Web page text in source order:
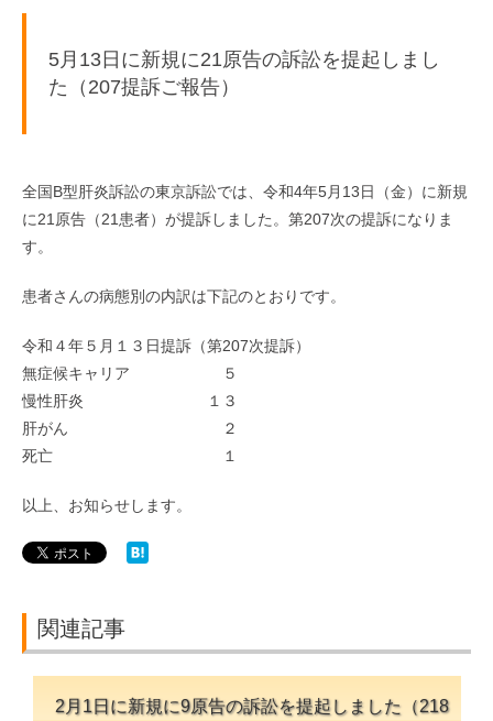
5月13日に新規に21原告の訴訟を提起しまし
た（207提訴ご報告）
全国B型肝炎訴訟の東京訴訟では、令和4年5月13日（金）に新規
に21原告（21患者）が提訴しました。第207次の提訴になりま
す。
患者さんの病態別の内訳は下記のとおりです。
令和４年５月１３日提訴（第207次提訴）
無症候キャリア ５
慢性肝炎 １３
肝がん ２
死亡 １
以上、お知らせします。
関連記事
2月1日に新規に9原告の訴訟を提起しました（218